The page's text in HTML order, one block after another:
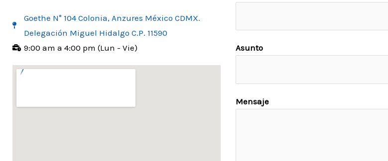
Goethe N° 104 Colonia, Anzures México CDMX.
Delegación Miguel Hidalgo C.P. 11590
9:00 am a 4:00 pm (Lun - Vie)
Asunto
Mensaje